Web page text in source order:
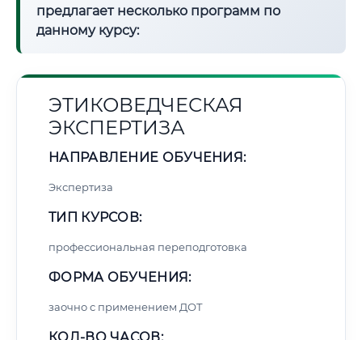
предлагает несколько программ по
данному курсу:
ЭТИКОВЕДЧЕСКАЯ
ЭКСПЕРТИЗА
НАПРАВЛЕНИЕ ОБУЧЕНИЯ:
Экспертиза
ТИП КУРСОВ:
профессиональная переподготовка
ФОРМА ОБУЧЕНИЯ:
заочно с применением ДОТ